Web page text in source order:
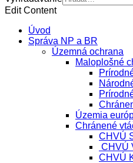
Edit Content
Úvod
Správa NP a BR
Územná ochrana
Maloplošné
Územia
Chránené
CHVÚ
CHVÚ
CHVÚ